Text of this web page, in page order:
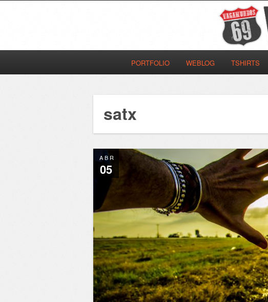
PORTFOLIO WEBLOG TSHIRTS
satx
ABR
05